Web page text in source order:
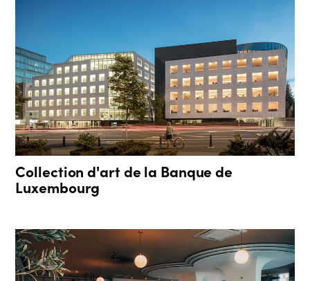
Collection d'art de la Banque de
Luxembourg